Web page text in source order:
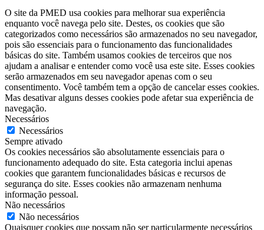
O site da PMED usa cookies para melhorar sua experiência
enquanto você navega pelo site. Destes, os cookies que são
categorizados como necessários são armazenados no seu navegador,
pois são essenciais para o funcionamento das funcionalidades
básicas do site. Também usamos cookies de terceiros que nos
ajudam a analisar e entender como você usa este site. Esses cookies
serão armazenados em seu navegador apenas com o seu
consentimento. Você também tem a opção de cancelar esses cookies.
Mas desativar alguns desses cookies pode afetar sua experiência de
navegação.
Necessários
Necessários
Sempre ativado
Os cookies necessários são absolutamente essenciais para o
funcionamento adequado do site. Esta categoria inclui apenas
cookies que garantem funcionalidades básicas e recursos de
segurança do site. Esses cookies não armazenam nenhuma
informação pessoal.
Não necessários
Não necessários
Quaisquer cookies que possam não ser particularmente necessários